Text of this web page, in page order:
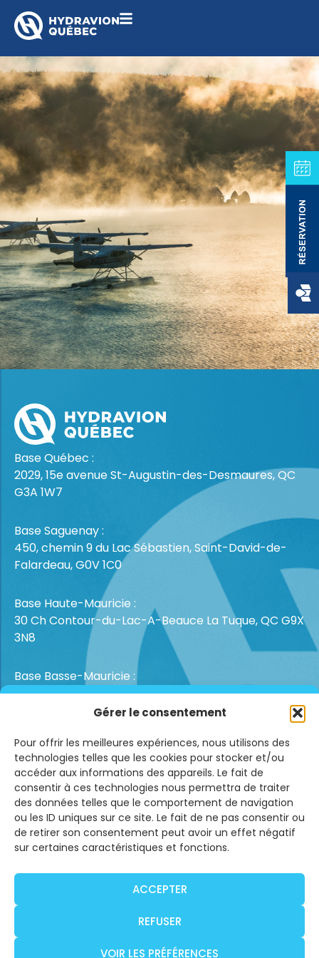
Gérer le consentement
Pour offrir les meilleures expériences, nous utilisons des
technologies telles que les cookies pour stocker et/ou
accéder aux informations des appareils. Le fait de
consentir à ces technologies nous permettra de traiter
des données telles que le comportement de navigation
ou les ID uniques sur ce site. Le fait de ne pas consentir ou
de retirer son consentement peut avoir un effet négatif
sur certaines caractéristiques et fonctions.
ACCEPTER
REFUSER
VOIR LES PRÉFÉRENCES
Base Québec :
2029, 15e avenue St-Augustin-des-Desmaures, QC
G3A 1W7
Base Saguenay :
450, chemin 9 du Lac Sébastien, Saint-David-de-
Falardeau, G0V 1C0
Base Haute-Mauricie :
30 Ch Contour-du-Lac-A-Beauce La Tuque, QC G9X
3N8
Base Basse-Mauricie :
1341 Ch. de la Vigilance, Lac-à-la-Tortue
Forfaits
Hydravion
Vols d’hiver
Nos services
À propos
info@hydravionquebec.com